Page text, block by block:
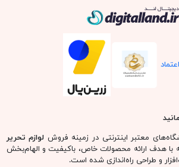
معتبر اینترنتی در زمینه فروش لوازم تحریر
هدف ارائه محصولات خاص، باکیفیت و الهام‌بخش
و طراحی راه‌اندازی شده است.